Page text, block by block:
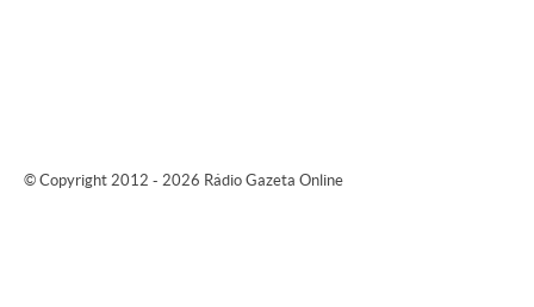
© Copyright 2012 - 2026 Rádio Gazeta Online